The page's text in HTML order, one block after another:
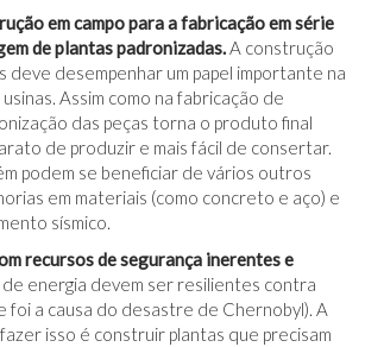
em campo para a fabricação em série
de plantas padronizadas.A construção
deve desempenhar um papel importante na
Assim como na fabricação de
das peças torna o produto final
de produzir e mais fácil de consertar.
podem se beneficiar de vários outros
em materiais (como concreto e aço) e
sísmico.
recursos de segurança inerentes e
de energia devem ser resilientes contra
foi a causa do desastre de Chernobyl). A
isso é construir plantas que precisam